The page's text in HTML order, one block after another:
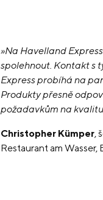
»Na Havelland
spolehnout. Kontakt s
Express probíhá na
Produkty přesně
požadavkům na
Christopher Kümper,
Restaurant am Wasser,